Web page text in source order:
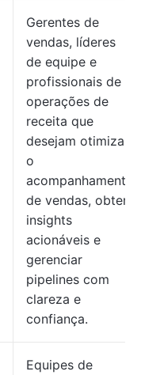
Gerentes de
vendas, líderes
de equipe e
profissionais de
operações de
receita que
desejam otimizar
o
acompanhamento
de vendas, obter
insights
acionáveis e
gerenciar
pipelines com
clareza e
confiança.
Equipes de